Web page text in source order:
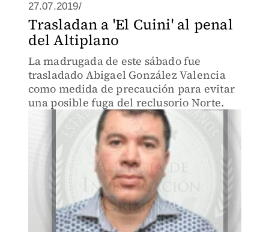
27.07.2019/
Trasladan a 'El Cuini' al penal
del Altiplano
La madrugada de este sábado fue
trasladado Abigael González Valencia
como medida de precaución para evitar
una posible fuga del reclusorio Norte.